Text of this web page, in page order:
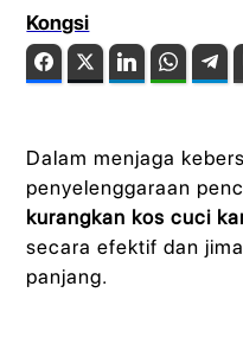
Kongsi
FacebookTwitter LinkedIn
Dalam menjaga
penyelenggaraan
kurangkan kos cuci
secara efektif dan
panjang.